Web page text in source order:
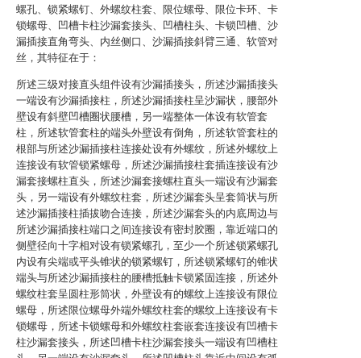
螺孔、锁紧螺钉、外螺纹柱套、限位螺母、限位卡环、卡
锁螺母、凹槽卡柱沙漏套接头、凹槽柱头、卡锁凹槽、沙
漏插接直角弯头、内丝侧口、沙漏插接斜臂三通、软管对
丝，其特征在于：
所述三级对接直头组件设有沙漏插接头，所述沙漏插接头
一端设有沙漏插接柱，所述沙漏插接柱呈沙漏状，腰部外
壁设有斜壁凹槽圈状腰槽，另一端整体一体设有软管套
柱，所述软管套柱的端头外壁设有倒角，所述软管套柱的
根部与所述沙漏插接柱连接处设有外螺纹，所述外螺纹上
连接设有软管锁紧螺母，所述沙漏插接柱套插连接设有沙
漏套接螺柱直头，所述沙漏套接螺柱直头一端设有沙漏套
头，另一端设有外螺纹柱套，所述沙漏套头呈套筒状与所
述沙漏插接柱插拔吻合连接，所述沙漏套头的内底周边与
所述沙漏插接柱端口之间连接设有密封胶圈，靠近端口的
侧壁径向十字相对设有锁紧螺孔，至少一个所述锁紧螺孔
内设有尖端或平头锥状的锁紧螺钉，所述锁紧螺钉的锥状
端头与所述沙漏插接柱的腰槽抵触卡锁紧固连接，所述外
螺纹柱套呈圆柱形筒状，外壁设有的螺纹上连接设有限位
螺母，所述限位螺母外端外螺纹柱套的螺纹上连接设有卡
锁螺母，所述卡锁螺母和外螺纹柱套嵌套连接设有凹槽卡
柱沙漏套接头，所述凹槽卡柱沙漏套接头一端设有凹槽柱